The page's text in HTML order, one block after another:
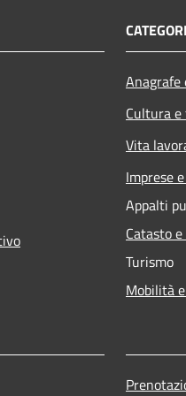
Cultura
Vita
Imprese
Appalti
Catasto
Turismo
Mobilità